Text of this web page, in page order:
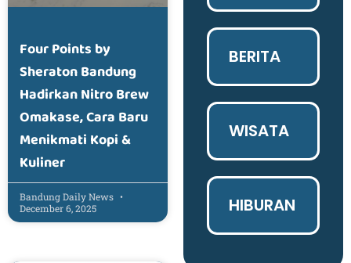
Four Points by
Sheraton Bandung
Hadirkan Nitro Brew
Omakase, Cara Baru
Menikmati Kopi &
Kuliner
Bandung Daily News
December 6, 2025
BERITA
WISATA
HIBURAN